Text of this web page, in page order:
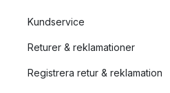
Kundservice
Returer & reklamationer
Registrera retur & reklamation